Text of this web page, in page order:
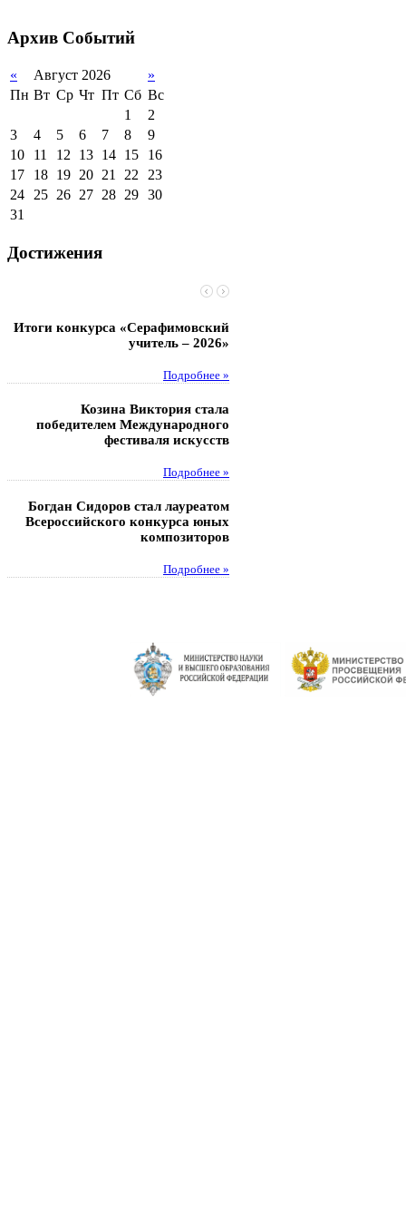
поддержки обучающихся
сотрудничество
Организация питания в
образовательной
организации
Архив Событий
« Август 2026
»
Пн Вт Ср Чт Пт Сб Вс
1
2
3
4 5 6 7 8
9
10
11 12 13 14 15
16
17
18 19 20 21 22 23
24 25 26 27 28 29 30
31
Достижения
Итоги конкурса «Серафимовский
учитель – 2026»
Подробнее »
Козина Виктория стала
победителем Международного
фестиваля искусств
Подробнее »
Богдан Сидоров стал лауреатом
Всероссийского конкурса юных
композиторов
Подробнее »